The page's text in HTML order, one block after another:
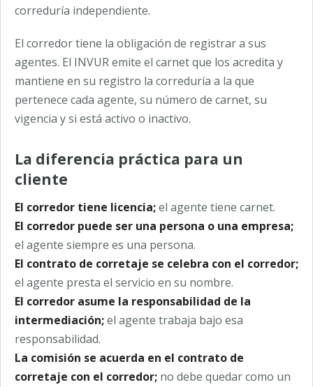
correduría independiente.
El corredor tiene la obligación de registrar a sus
agentes. El INVUR emite el carnet que los acredita y
mantiene en su registro la correduría a la que
pertenece cada agente, su número de carnet, su
vigencia y si está activo o inactivo.
La diferencia práctica para un
cliente
El corredor tiene licencia;el agente tiene carnet.
El corredor puede ser una persona o una empresa;
el agente siempre es una persona.
El contrato de corretaje se celebra con el corredor;
el agente presta el servicio en su nombre.
El corredor asume la responsabilidad de la
intermediación;el agente trabaja bajo esa
responsabilidad.
La comisión se acuerda en el contrato de
corretaje con el corredor; no debe quedar como un